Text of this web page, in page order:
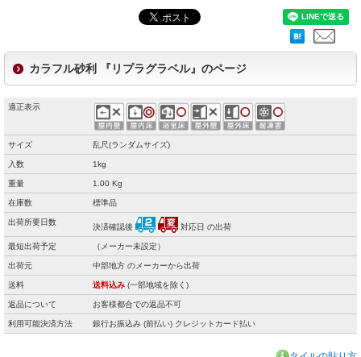
カラフル砂利 『リプラグラベル』のページ
適正表示
サイズ 乱尺(ランダムサイズ)
入数 1kg
重量 1.00 Kg
在庫数 標準品
出荷所要日数
決済確認後 対応日 の出荷
最短出荷予定 （メーカー未設定）
出荷元 中部地方 のメーカーから出荷
送料 送料込み (一部地域を除く)
返品について お客様都合での返品不可
利用可能決済方法 銀行お振込み (前払い) クレジットカード払い